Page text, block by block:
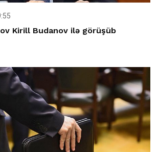
Kirill Budanov ilə görüşüb